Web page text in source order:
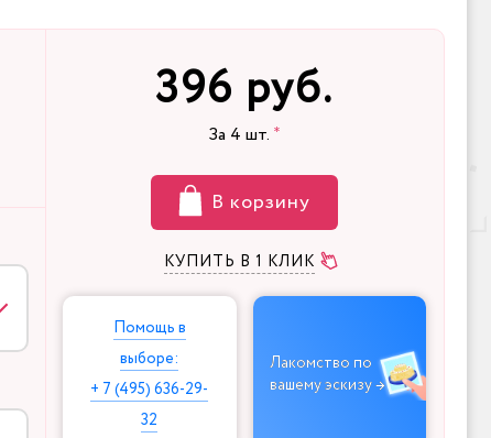
396 руб.
За 4 шт.
В корзину
КУПИТЬ В 1 КЛИК
Помощь в
выборе:
+ 7 (495) 636-29-
32
Лакомство по
вашему эскизу →